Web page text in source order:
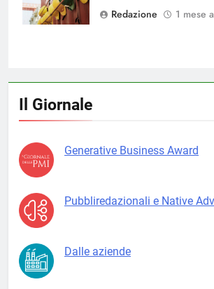
Redazione
1 mese
Il Giornale
Generative Business Award
Pubbliredazionali e Native
Dalle aziende